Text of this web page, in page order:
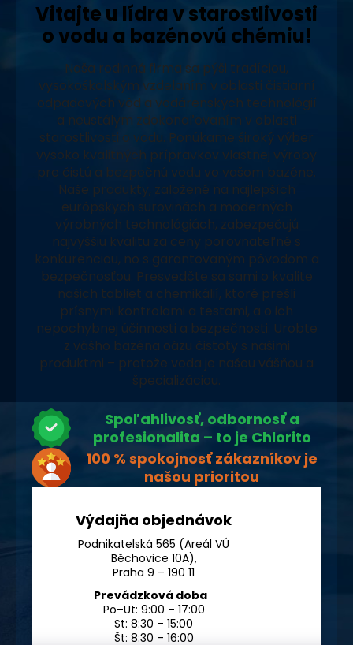
Vitajte u lídra v starostlivosti
o vodu a bazénovú chémiu!
Naša rodinná firma sa pýši tradíciou,
vysokoškolským vzdelaním v oblasti čistiarní
odpadových vôd a vodárenských technológií
a neustálym zdokonaľovaním v oblasti
starostlivosti o vodu. Ponúkame široký výber
vysoko kvalitných prípravkov vlastnej výroby
pre čistú a bezpečnú vodu vo vašom bazéne.
Naše produkty, založené na najlepších
európskych surovinách a moderných
výrobných technológiách, zabezpečujú
najvyššiu kvalitu za ceny porovnateľné s
konkurenciou, no s garantovaným pôvodom a
bezpečnosťou. Presvedčte sa sami o kvalite
našich tabliet a chemikálií, ktoré prešli
prísnymi kontrolami a testami, a o ich
nepochybnej účinnosti a bezpečnosti. Urobte
z vášho bazéna oázu čistoty s našimi
produktmi – pretože voda je našou vášňou a
špecializáciou.
Spoľahlivosť, odbornosť a
profesionalita – to je Chlorito
100 % spokojnosť zákazníkov je
našou prioritou
Výdajňa objednávok
Podnikatelská 565 (Areál VÚ
Běchovice 10A),
Praha 9 – 190 11
Prevádzková doba
Po–Ut: 9:00 – 17:00
St: 8:30 – 15:00
Št: 8:30 – 16:00